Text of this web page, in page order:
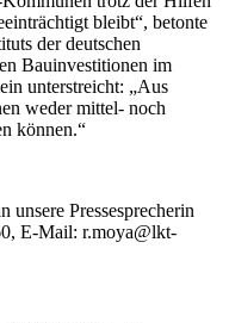
bleibt“, betonte
der deutschen
Bauinvestitionen im
unterstreicht: „Aus
weder mittel- noch
können.“
unsere Pressesprecherin
E-Mail: r.moya@lkt-